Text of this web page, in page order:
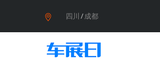
四川 /成都